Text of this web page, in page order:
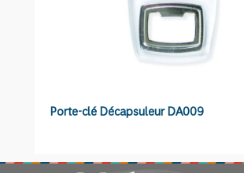
Porte-clé Décapsuleur DA009